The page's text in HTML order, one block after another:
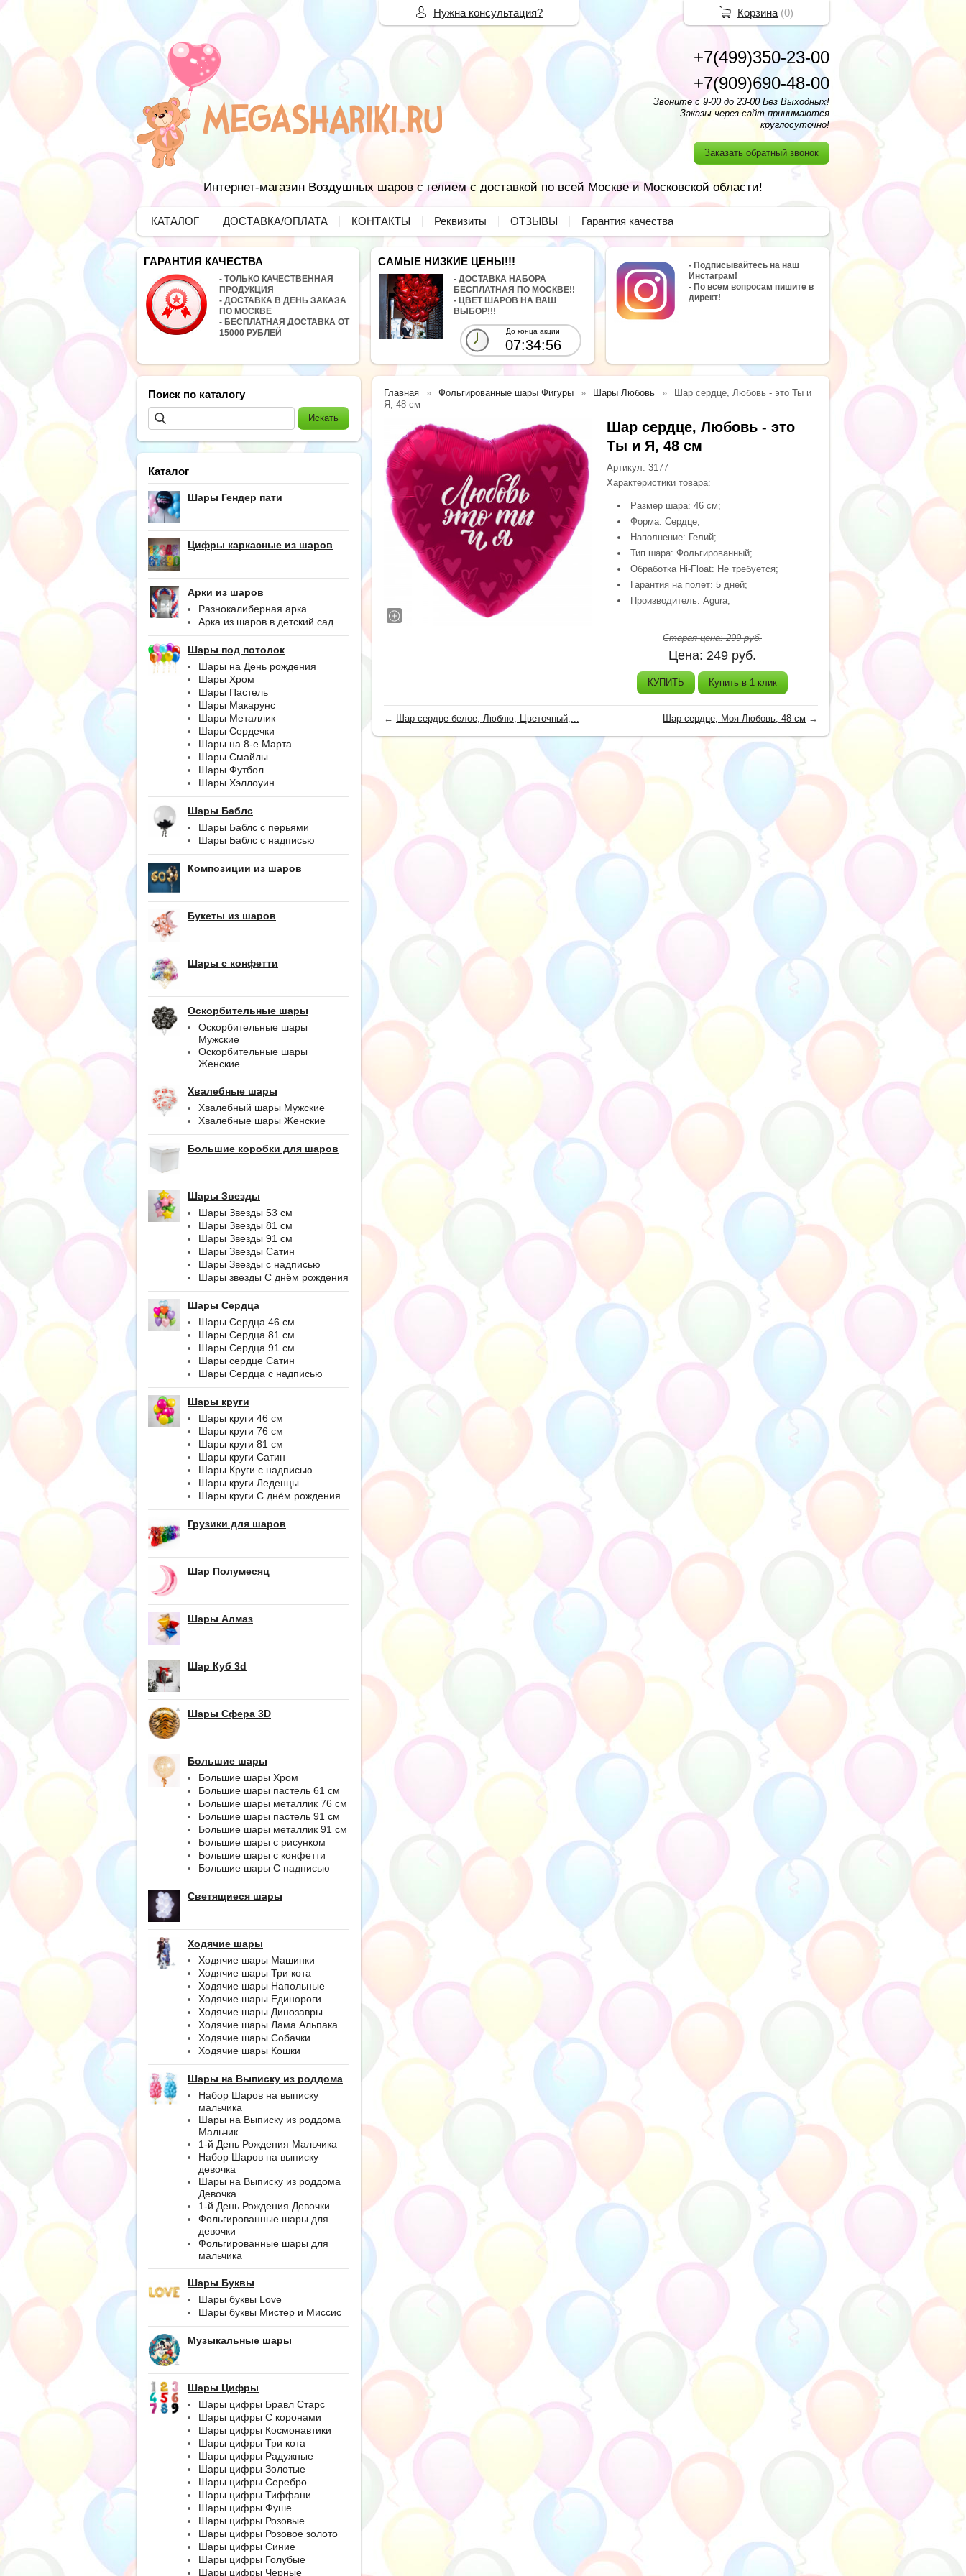
+7(499)350-23-00
+7(909)690-48-00
Звоните с 9-00 до 23-00 Без Выходных!
Заказы через сайт принимаются
круглосуточно!
Заказать обратный звонок
Интернет-магазин Воздушных шаров с гелием с доставкой по всей Москве и Московской области!
КАТАЛОГ ДОСТАВКА/ОПЛАТА КОНТАКТЫ Реквизиты ОТЗЫВЫ Гарантия качества
ГАРАНТИЯ КАЧЕСТВА
- ТОЛЬКО КАЧЕСТВЕННАЯ
ПРОДУКЦИЯ
- ДОСТАВКА В ДЕНЬ ЗАКАЗА
ПО МОСКВЕ
- БЕСПЛАТНАЯ ДОСТАВКА ОТ
15000 РУБЛЕЙ
САМЫЕ НИЗКИЕ ЦЕНЫ!!!
- ДОСТАВКА НАБОРА
БЕСПЛАТНАЯ ПО МОСКВЕ!!
- ЦВЕТ ШАРОВ НА ВАШ
ВЫБОР!!!
До конца акции
07:34:55
- Подписывайтесь на наш
Инстаграм!
- По всем вопросам пишите в
директ!
Поиск по каталогу
Каталог
Шары Гендер пати
Цифры каркасные из шаров
Арки из шаров
Разнокалиберная арка
Арка из шаров в детский сад
Шары под потолок
Шары на День рождения
Шары Хром
Шары Пастель
Шары Макарунс
Шары Металлик
Шары Сердечки
Шары на 8-е Марта
Шары Смайлы
Шары Футбол
Шары Хэллоуин
Шары Баблс
Шары Баблс с перьями
Шары Баблс с надписью
Композиции из шаров
Букеты из шаров
Шары с конфетти
Оскорбительные шары
Оскорбительные шары
Мужские
Оскорбительные шары
Женские
Хвалебные шары
Хвалебный шары Мужские
Хвалебные шары Женские
Большие коробки для шаров
Шары Звезды
Шары Звезды 53 см
Шары Звезды 81 см
Шары Звезды 91 см
Шары Звезды Сатин
Шары Звезды с надписью
Шары звезды С днём рождения
Шары Сердца
Шары Сердца 46 см
Шары Сердца 81 см
Шары Сердца 91 см
Шары сердце Сатин
Шары Сердца с надписью
Шары круги
Шары круги 46 см
Шары круги 76 см
Шары круги 81 см
Шары круги Сатин
Шары Круги с надписью
Шары круги Леденцы
Шары круги С днём рождения
Грузики для шаров
Шар Полумесяц
Шары Алмаз
Шар Куб 3d
Шары Сфера 3D
Большие шары
Большие шары Хром
Большие шары пастель 61 см
Большие шары металлик 76 см
Большие шары пастель 91 см
Большие шары металлик 91 см
Большие шары с рисунком
Большие шары с конфетти
Большие шары С надписью
Светящиеся шары
Ходячие шары
Ходячие шары Машинки
Ходячие шары Три кота
Ходячие шары Напольные
Ходячие шары Единороги
Ходячие шары Динозавры
Ходячие шары Лама Альпака
Ходячие шары Собачки
Ходячие шары Кошки
Шары на Выписку из роддома
Набор Шаров на выписку
мальчика
Шары на Выписку из роддома
Мальчик
1-й День Рождения Мальчика
Набор Шаров на выписку
девочка
Шары на Выписку из роддома
Девочка
1-й День Рождения Девочки
Фольгированные шары для
девочки
Фольгированные шары для
мальчика
Шары Буквы
Шары буквы Love
Шары буквы Мистер и Миссис
Музыкальные шары
Шары Цифры
Шары цифры Бравл Старс
Шары цифры С коронами
Шары цифры Космонавтики
Шары цифры Три кота
Шары цифры Радужные
Шары цифры Золотые
Шары цифры Серебро
Шары цифры Тиффани
Шары цифры Фуше
Шары цифры Розовые
Шары цифры Розовое золото
Шары цифры Синие
Шары цифры Голубые
Шары цифры Черные
Главная Фольгированные шары Фигуры Шары Любовь
Шар сердце, Любовь - это Ты и
Я, 48 см
Шар сердце, Любовь - это
Ты и Я, 48 см
Артикул: 3177
Характеристики товара:
Размер шара: 46 см;
Форма: Сердце;
Наполнение: Гелий;
Тип шара: Фольгированный;
Обработка Hi-Float: Не требуется;
Гарантия на полет: 5 дней;
Производитель: Agura;
Старая цена:299руб.
Цена: 249 руб.
КУПИТЬ Купить в 1 клик
← Шар сердце белое, Люблю, Цветочный,... Шар сердце, Моя Любовь, 48 см →
Нужна консультация? Корзина (0)